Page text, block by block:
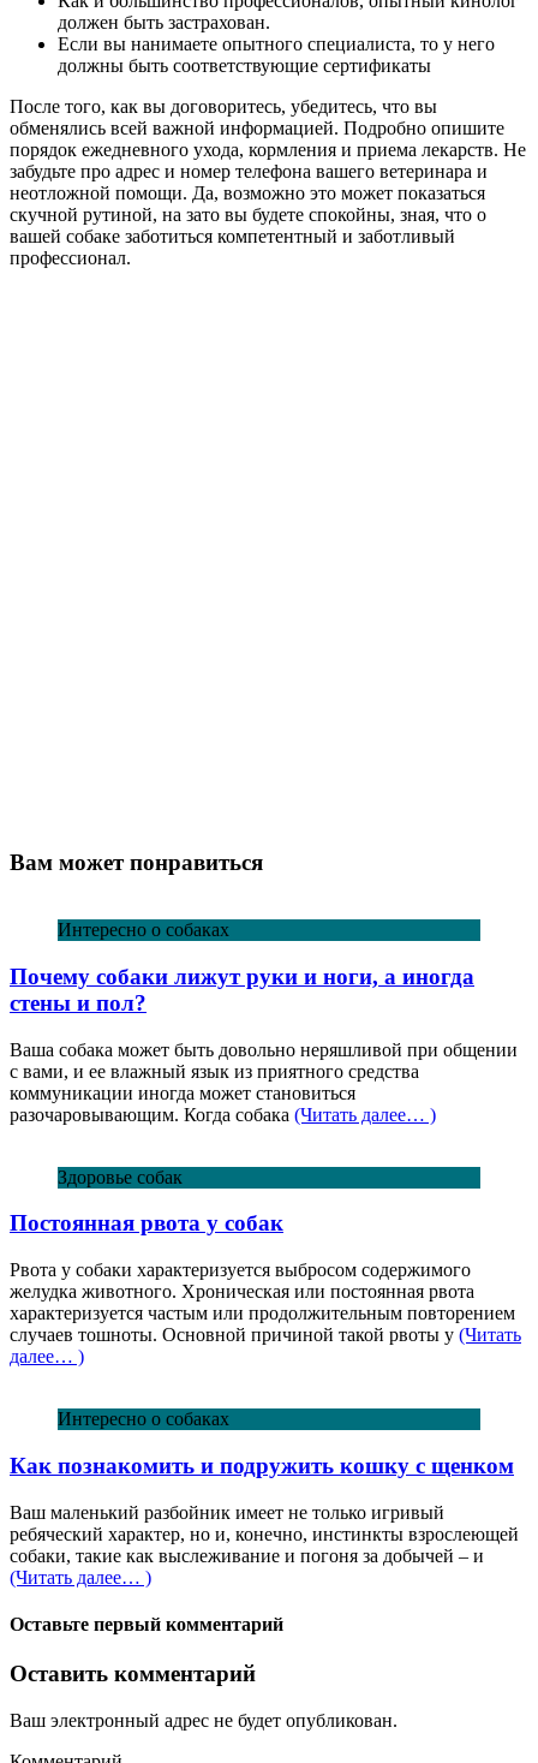
должен быть застрахован.
Если вы нанимаете опытного специалиста, то у него
должны быть соответствующие сертификаты
После того, как вы договоритесь, убедитесь, что вы
обменялись всей важной информацией. Подробно опишите
порядок ежедневного ухода, кормления и приема лекарств. Не
забудьте про адрес и номер телефона вашего ветеринара и
неотложной помощи. Да, возможно это может показаться
скучной рутиной, на зато вы будете спокойны, зная, что о
вашей собаке заботиться компетентный и заботливый
профессионал.
Вам может понравиться
Интересно о собаках
Почему собаки лижут руки и ноги, а иногда
стены и пол?
Ваша собака может быть довольно неряшливой при общении
с вами, и ее влажный язык из приятного средства
коммуникации иногда может становиться
разочаровывающим. Когда собака (Читать далее… )
Здоровье собак
Постоянная рвота у собак
Рвота у собаки характеризуется выбросом содержимого
желудка животного. Хроническая или постоянная рвота
характеризуется частым или продолжительным повторением
случаев тошноты. Основной причиной такой рвоты у (Читать
далее… )
Интересно о собаках
Как познакомить и подружить кошку с щенком
Ваш маленький разбойник имеет не только игривый
ребяческий характер, но и, конечно, инстинкты взрослеющей
собаки, такие как выслеживание и погоня за добычей – и
(Читать далее… )
Оставьте первый комментарий
Оставить комментарий
Ваш электронный адрес не будет опубликован.